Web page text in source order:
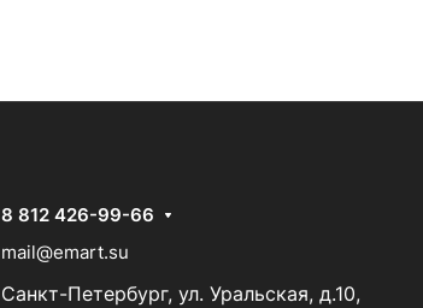
8 812 426-99-66
mail@emart.su
Санкт-Петербург, ул. Уральская, д.10,